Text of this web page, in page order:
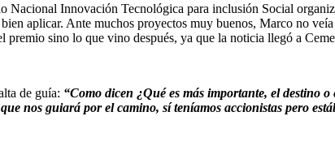
Nacional Innovación Tecnológica para inclusión Social
aplicar. Ante muchos proyectos muy buenos, Marco no
sino lo que vino después, ya que la noticia llegó a
de guía: “Como dicen ¿Qué es más importante, el destino
nos guiará por el camino, sí teníamos accionistas pero